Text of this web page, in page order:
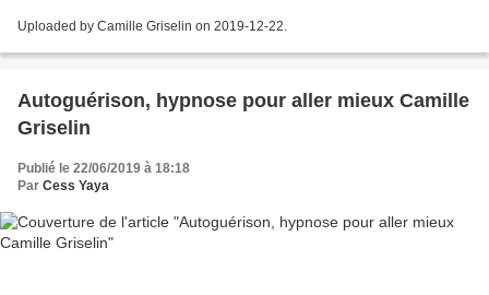
Uploaded by Camille Griselin on 2019-12-22.
Autoguérison, hypnose pour aller mieux Camille
Griselin
Publié le 22/06/2019 à 18:18
Par Cess Yaya